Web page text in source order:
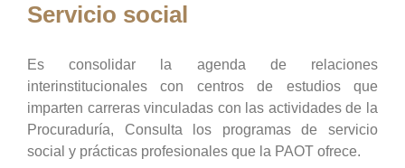
Servicio social
Es consolidar la agenda de relaciones
interinstitucionales con centros de estudios que
imparten carreras vinculadas con las actividades de la
Procuraduría, Consulta los programas de servicio
social y prácticas profesionales que la PAOT ofrece.